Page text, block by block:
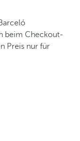
beim Checkout-
Preis nur für